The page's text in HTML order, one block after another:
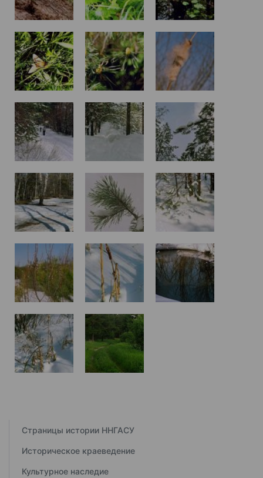
Страницы истории ННГАСУ
Историческое краеведение
Культурное наследие